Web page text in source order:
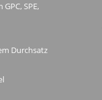
SPE,
Durchsatz